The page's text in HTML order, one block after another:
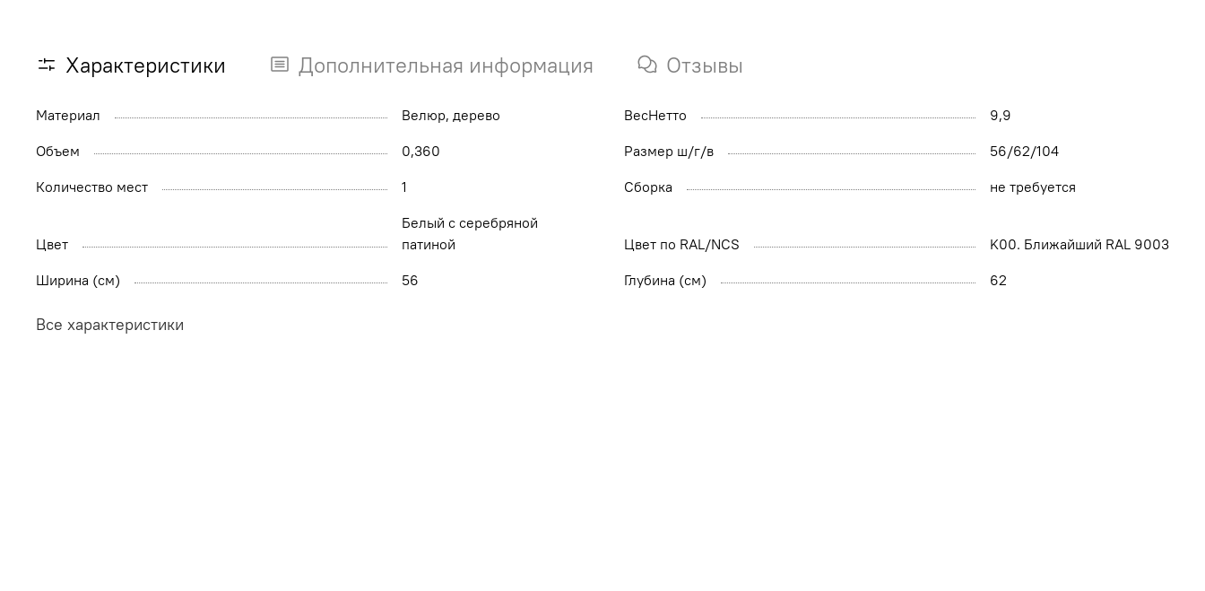
Характеристики Дополнительная информация Отзывы
Материал Велюр, дерево ВесНетто
9,9
Объем
0,360 Размер ш/г/в
56/62/104
Количество мест
1 Сборка не требуется
Цвет
Белый с серебряной
патиной
Цвет по RAL/NCS
K00. Ближайший RAL 9003
Ширина (см)
56 Глубина (см) 62
Все характеристики